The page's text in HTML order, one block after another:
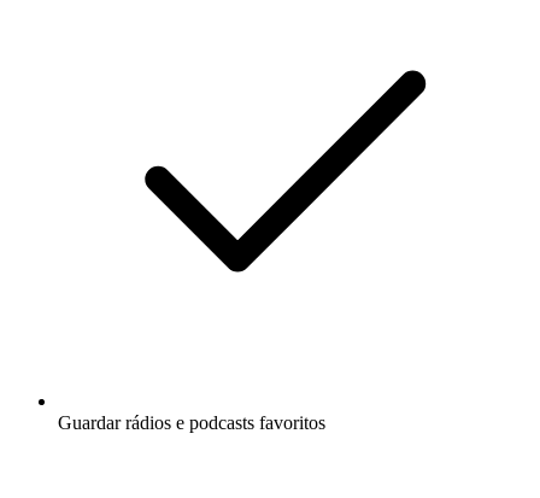
Guardar rádios e podcasts favoritos